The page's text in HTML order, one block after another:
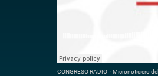
CONGRESO RADIO · Micronoticiero